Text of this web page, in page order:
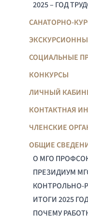
2025 – ГОД
САНАТОРНО-
СОЦИАЛЬНЫЕ
КОНКУРСЫ
ЛИЧНЫЙ
КОНТАКТНАЯ
ЧЛЕНСКИЕ
ОБЩИЕ
О МГО
ПРЕЗИДИУМ
КОНТРОЛЬНО-
ИТОГИ 2025
ПОЧЕМУ